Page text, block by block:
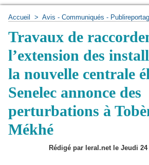
Accueil > Avis - Communiqués -
Travaux de
l’extension des
la nouvelle centrale
Senelec annonce des
perturbations à
Mékhé
Rédigé par leral.net le Jeudi 24